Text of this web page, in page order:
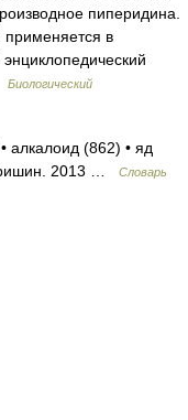
пиперидина.
в
Биологический
алкалоид (862) • яд
2013 …
Словарь